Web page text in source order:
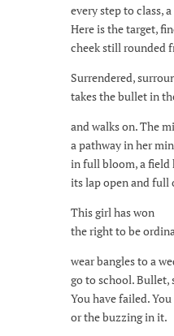
every step to class,
Here is the target,
cheek still rounded
Surrendered,
takes the bullet in
and walks on. The
a pathway in her
in full bloom, a field
its lap open and full
This girl has won
the right to be
wear bangles to a
go to school. Bullet,
You have failed.
or the buzzing in it.